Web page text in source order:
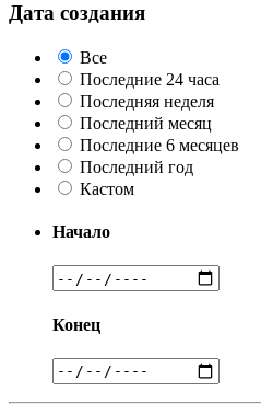
Дата создания
Все
Последние 24 часа
Последняя неделя
Последний месяц
Последние 6 месяцев
Последний год
Кастом
Начало
Конец